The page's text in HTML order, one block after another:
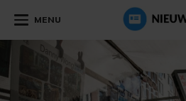
MENU